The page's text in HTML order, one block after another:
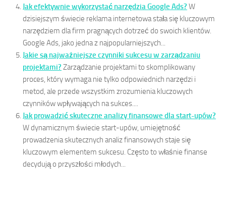
Jak efektywnie wykorzystać narzędzia Google Ads? W
dzisiejszym świecie reklama internetowa stała się kluczowym
narzędziem dla firm pragnących dotrzeć do swoich klientów.
Google Ads, jako jedna z najpopularniejszych...
Jakie są najważniejsze czynniki sukcesu w zarządzaniu
projektami? Zarządzanie projektami to skomplikowany
proces, który wymaga nie tylko odpowiednich narzędzi i
metod, ale przede wszystkim zrozumienia kluczowych
czynników wpływających na sukces....
Jak prowadzić skuteczne analizy finansowe dla start-upów?
W dynamicznym świecie start-upów, umiejętność
prowadzenia skutecznych analiz finansowych staje się
kluczowym elementem sukcesu. Często to właśnie finanse
decydują o przyszłości młodych...